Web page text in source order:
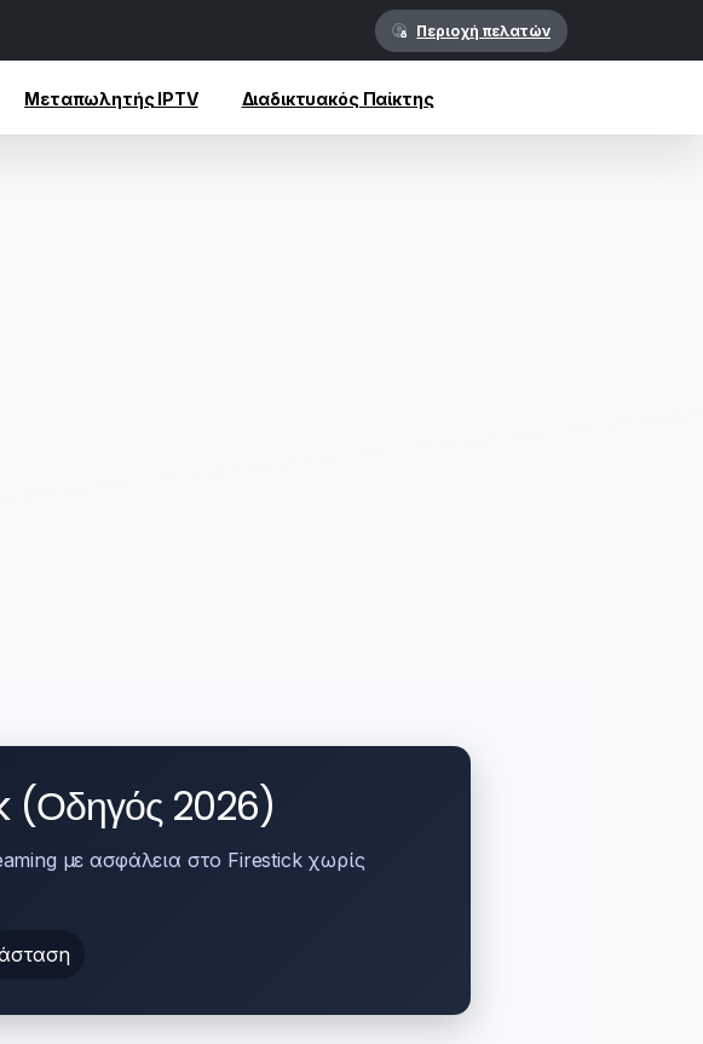
Περιοχή πελατών
Μεταπωλητής IPTV Διαδικτυακός Παίκτης
(Οδηγός 2026)
με ασφάλεια στο Firestick χωρίς